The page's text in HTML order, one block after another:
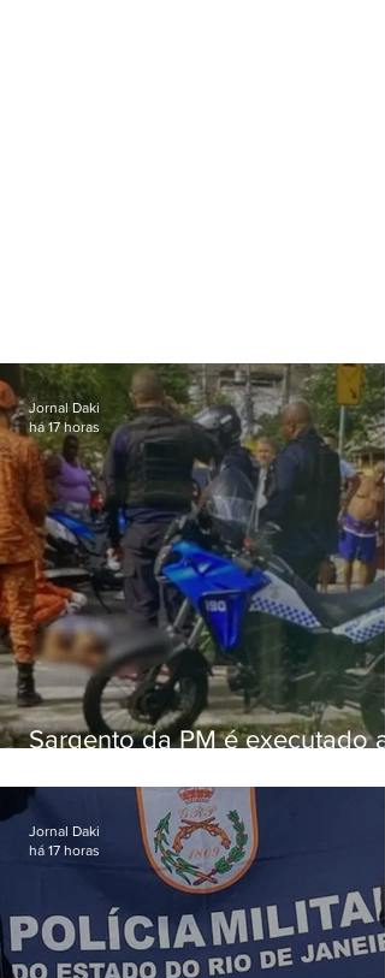
Sargento da PM é executado a
em Vaz Lobo
Jornal Daki
há 17 horas
Jornal Daki
há 17 horas